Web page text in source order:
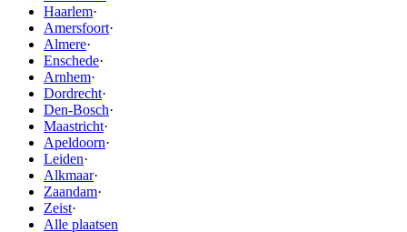
Haarlem·
Amersfoort·
Almere·
Enschede·
Arnhem·
Dordrecht·
Den-Bosch·
Maastricht·
Apeldoorn·
Leiden·
Alkmaar·
Zaandam·
Zeist·
Alle plaatsen